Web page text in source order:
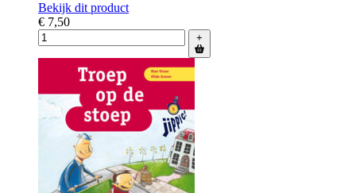
Bekijk dit product
€ 7,50
+